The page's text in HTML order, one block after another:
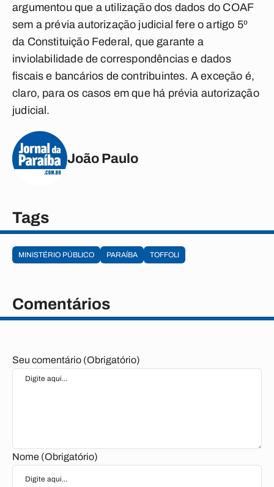
argumentou que a utilização dos dados do COAF
sem a prévia autorização judicial fere o artigo 5º
da Constituição Federal, que garante a
inviolabilidade de correspondências e dados
fiscais e bancários de contribuintes. A exceção é,
claro, para os casos em que há prévia autorização
judicial.
João Paulo
Tags
MINISTÉRIO PÚBLICO PARAÍBA TOFFOLI
Comentários
Seu comentário (Obrigatório)
Nome (Obrigatório)